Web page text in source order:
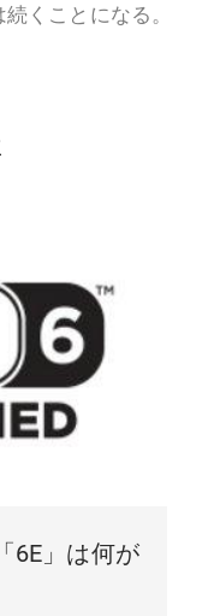
くことになる。
6E」は何が